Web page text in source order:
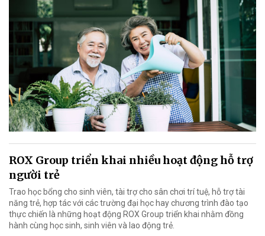
ROX Group triển khai nhiều hoạt động hỗ trợ
người trẻ
Trao học bổng cho sinh viên, tài trợ cho sân chơi trí tuệ, hỗ trợ tài
năng trẻ, hợp tác với các trường đại học hay chương trình đào tạo
thực chiến là những hoạt động ROX Group triển khai nhằm đồng
hành cùng học sinh, sinh viên và lao động trẻ.